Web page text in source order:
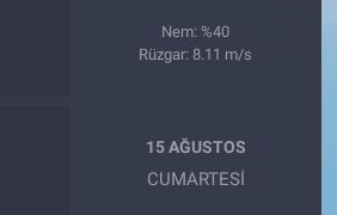
Nem: %40
Rüzgar: 8.11 m/s
15 AĞUSTOS
CUMARTESI